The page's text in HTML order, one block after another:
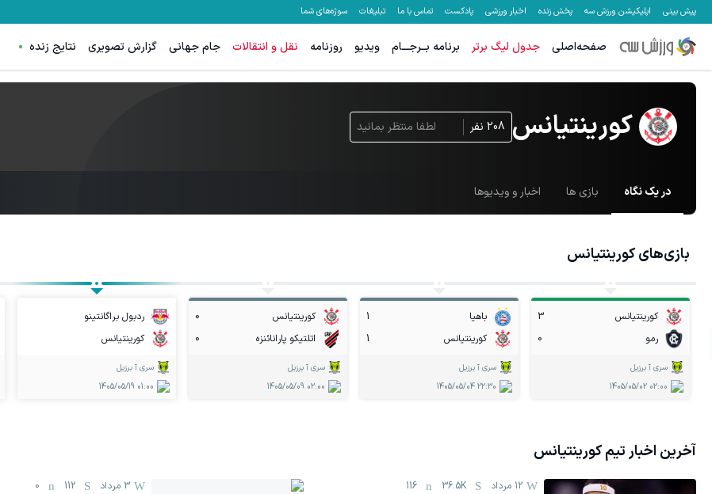
پیش بینی اپلیکیشن ورزش سه پخش زنده اخبار ورزشی پادکست تماس با ما تبلیغات سوژه‌های شما
صفحه‌اصلی جدول لیگ برتر برنامه بــرجـــام ویدیو روزنامه نقل و انتقالات جام جهانی گزارش تصویری نتایج زنده
کورینتیانس 208 نفر لطفا منتظر بمانید
در یک نگاه بازی ها اخبار و ویدیوها
بازی‌هایکورینتیانس
کورینتیانس
3
رمو
0
سری آ برزیل
1405/05/02 02:00
باهیا
1
کورینتیانس
1
سری آ برزیل
1405/05/04 22:30
کورینتیانس
0
اتلتیکو پارانائنزه
0
سری آ برزیل
1405/05/09 02:00
ردبول براگانتینو
کورینتیانس
سری آ برزیل
1405/05/19 01:00
آخرین اخبار تیمکورینتیانس
12 مرداد 36.5K
116 3 مرداد 112
0